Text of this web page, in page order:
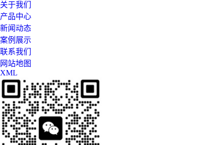
关于我们
产品中心
新闻动态
案例展示
联系我们
网站地图
XML